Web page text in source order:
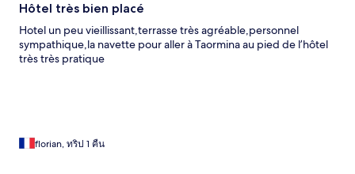
Hôtel très bien placé
Hotel un peu vieillissant,terrasse très agréable,personnel
sympathique,la navette pour aller à Taormina au pied de l’hôtel
très très pratique
florian, ทริป 1 คืน